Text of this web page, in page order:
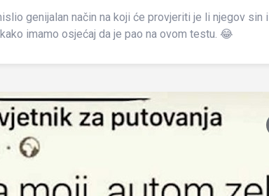
genijalan način na koji će provjeriti je li njegov sin
imamo osjećaj da je pao na ovom testu. 😂